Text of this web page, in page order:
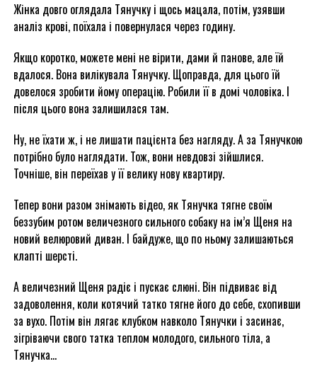
Жінка довго оглядала Тянучку і щось мацала, потім, узявши
аналіз крові, поїхала і повернулася через годину.
Якщо коротко, можете мені не вірити, дами й панове, але їй
вдалося. Вона вилікувала Тянучку. Щоправда, для цього їй
довелося зробити йому операцію. Робили її в домі чоловіка. І
після цього вона залишилася там.
Ну, не їхати ж, і не лишати пацієнта без нагляду. А за Тянучкою
потрібно було наглядати. Тож, вони невдовзі зійшлися.
Точніше, він переїхав у її велику нову квартиру.
Тепер вони разом знімають відео, як Тянучка тягне своїм
беззубим ротом величезного сильного собаку на ім’я Щеня на
новий велюровий диван. І байдуже, що по ньому залишаються
клапті шерсті.
А величезний Щеня радіє і пускає слюні. Він підвиває від
задоволення, коли котячий татко тягне його до себе, схопивши
за вухо. Потім він лягає клубком навколо Тянучки і засинає,
зігріваючи свого татка теплом молодого, сильного тіла, а
Тянучка…